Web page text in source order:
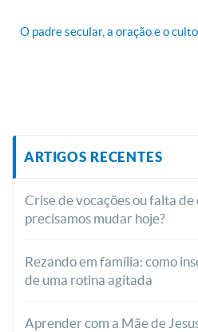
O padre secular, a oração e o
ARTIGOS RECENTES
Crise de vocações ou falta de
precisamos mudar hoje?
Rezando em família: como
de uma rotina agitada
Aprender com a Mãe de